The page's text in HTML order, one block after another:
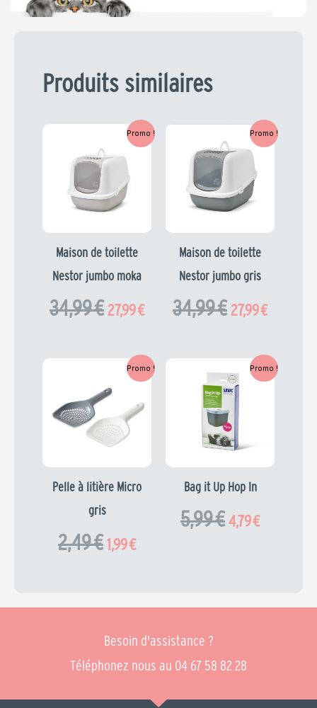
Produits similaires
Promo !
Maison de toilette
Nestor jumbo moka
34,99€
prix
initial
était :
34,99 €.
27,99€
Le
Promo !
Maison de toilette
Nestor jumbo gris
34,99€
prix
initial
était :
34,99 €.
27,99€
Le
Promo !
Pelle à litière Micro
gris
2,49€
prix
initial
était :
2,49 €.
1,99€
Le
actuel
Promo !
Bag it Up Hop In
5,99€
prix
initial
était :
5,99 €.
4,79€
Le
Besoin d'assistance ?
Téléphonez nous au 04 67 58 82 28